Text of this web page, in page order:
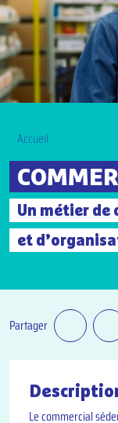
Accueil
Un métier de
et
Partager
Le commercial